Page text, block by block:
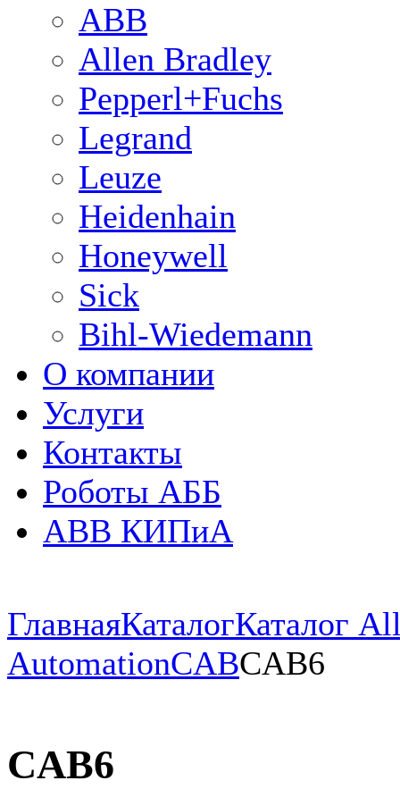
ABB
Allen Bradley
Pepperl+Fuchs
Legrand
Leuze
Heidenhain
Honeywell
Sick
Bihl-Wiedemann
О компании
Услуги
Контакты
Роботы АББ
ABB КИПиА
ГлавнаяКаталогКаталог
AutomationCABCAB6
CAB6